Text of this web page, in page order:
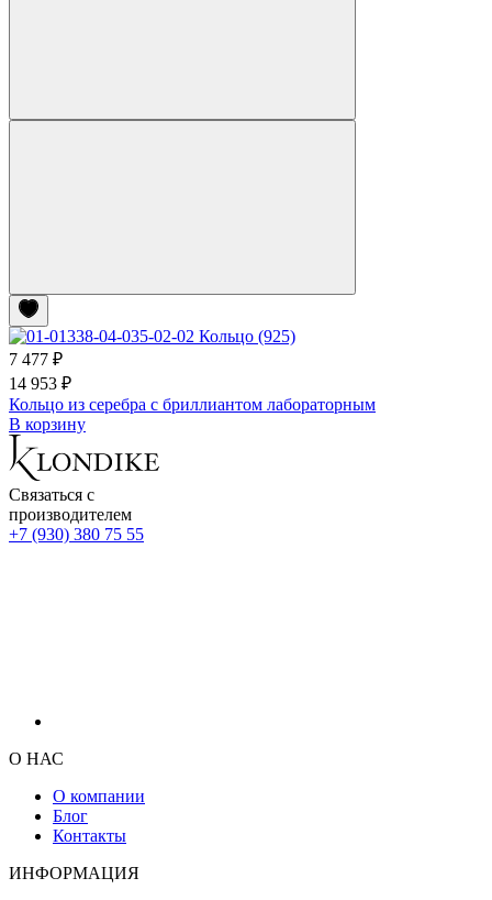
7 477 ₽
14 953 ₽
Кольцо из серебра с бриллиантом лабораторным
В корзину
Связаться с
производителем
+7 (930) 380 75 55
О НАС
О компании
Блог
Контакты
ИНФОРМАЦИЯ